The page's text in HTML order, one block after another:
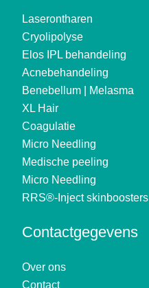
Laserontharen
Cryolipolyse
Elos IPL behandeling
Acnebehandeling
Benebellum | Melasma
XL Hair
Coagulatie
Micro Needling
Medische peeling
Micro Needling
RRS®-Inject skinboosters
Contactgegevens
Over ons
Contact